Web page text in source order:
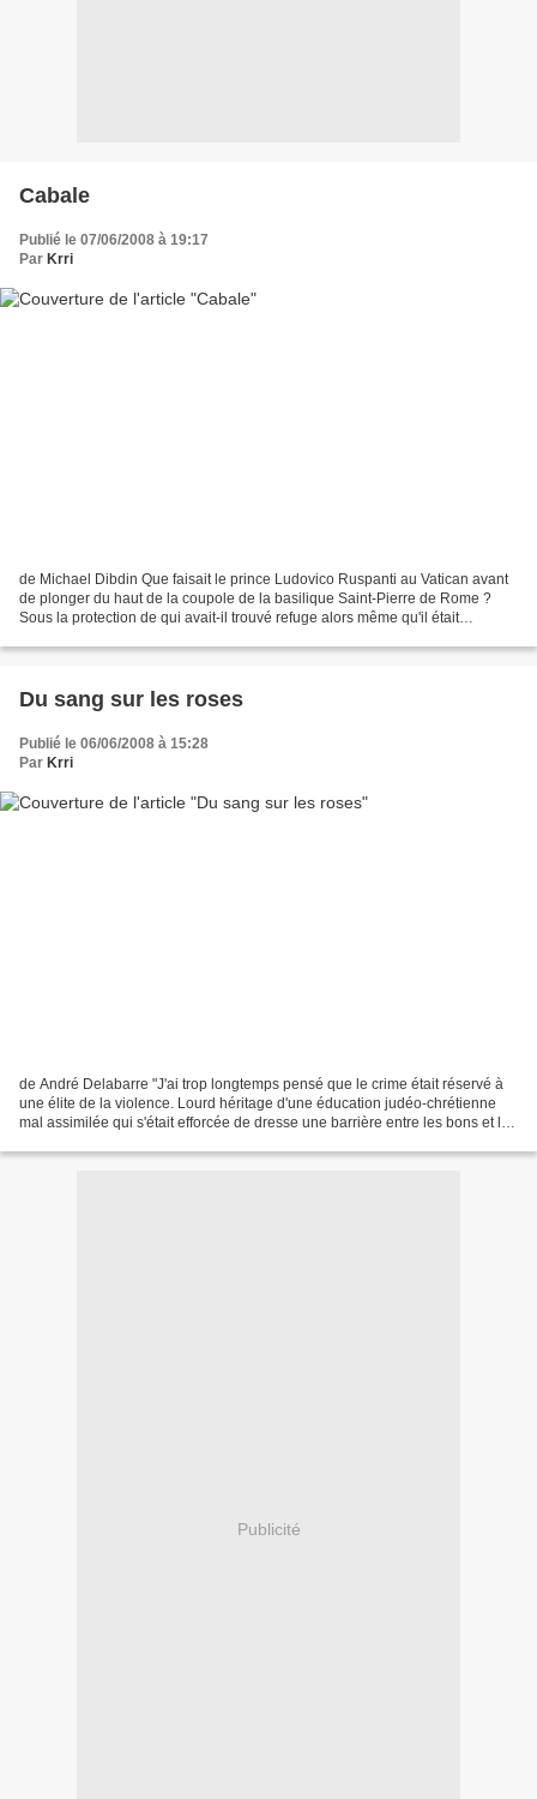
Cabale
Publié le 07/06/2008 à 19:17
Par Krri
de Michael Dibdin Que faisait le prince Ludovico Ruspanti au Vatican avant
de plonger du haut de la coupole de la basilique Saint-Pierre de Rome ?
Sous la protection de qui avait-il trouvé refuge alors même qu'il était
Du sang sur les roses
Publié le 06/06/2008 à 15:28
Par Krri
de André Delabarre "J'ai trop longtemps pensé que le crime était réservé à
une élite de la violence. Lourd héritage d'une éducation judéo-chrétienne
mal assimilée qui s'était efforcée de dresse une barrière entre les bons et les
Publicité